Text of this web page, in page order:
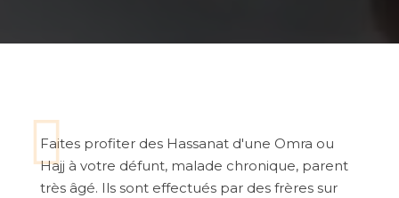
Faites profiter des Hassanat d'une Omra ou
Hajj à votre défunt, malade chronique, parent
très âgé. Ils sont effectués par des frères sur